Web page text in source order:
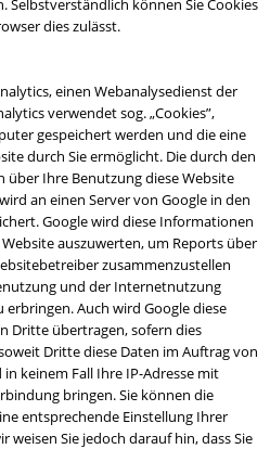
Selbstverständlich können Sie Cookies
dies zulässt.
einen Webanalysedienst der
verwendet sog. „Cookies”,
gespeichert werden und die eine
durch Sie ermöglicht. Die durch den
Ihre Benutzung diese Website
an einen Server von Google in den
Google wird diese Informationen
auszuwerten, um Reports über
zusammenzustellen
und der Internetnutzung
Auch wird Google diese
Dritte übertragen, sofern dies
Dritte diese Daten im Auftrag von
keinem Fall Ihre IP-Adresse mit
bringen. Sie können die
entsprechende Einstellung Ihrer
weisen Sie jedoch darauf hin, dass Sie